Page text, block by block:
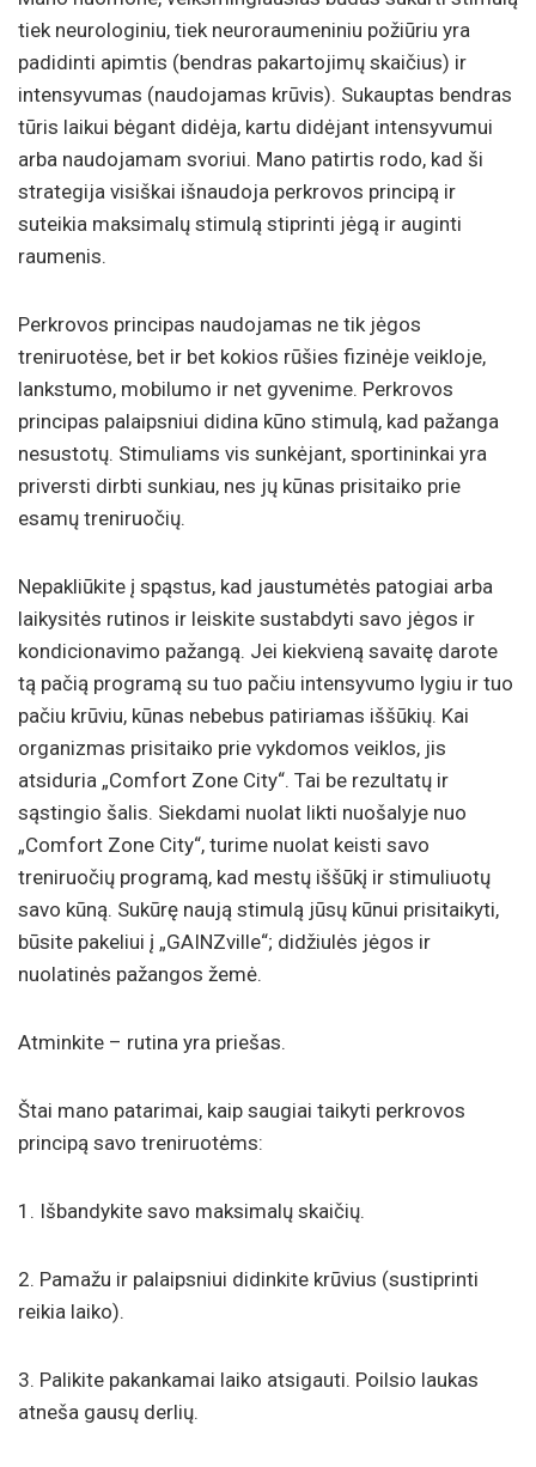
tiek neurologiniu, tiek neuroraumeniniu požiūriu yra
padidinti apimtis (bendras pakartojimų skaičius) ir
intensyvumas (naudojamas krūvis). Sukauptas bendras
tūris laikui bėgant didėja, kartu didėjant intensyvumui
arba naudojamam svoriui. Mano patirtis rodo, kad ši
strategija visiškai išnaudoja perkrovos principą ir
suteikia maksimalų stimulą stiprinti jėgą ir auginti
raumenis.
Perkrovos principas naudojamas ne tik jėgos
treniruotėse, bet ir bet kokios rūšies fizinėje veikloje,
lankstumo, mobilumo ir net gyvenime. Perkrovos
principas palaipsniui didina kūno stimulą, kad pažanga
nesustotų. Stimuliams vis sunkėjant, sportininkai yra
priversti dirbti sunkiau, nes jų kūnas prisitaiko prie
esamų treniruočių.
Nepakliūkite į spąstus, kad jaustumėtės patogiai arba
laikysitės rutinos ir leiskite sustabdyti savo jėgos ir
kondicionavimo pažangą. Jei kiekvieną savaitę darote
tą pačią programą su tuo pačiu intensyvumo lygiu ir tuo
pačiu krūviu, kūnas nebebus patiriamas iššūkių. Kai
organizmas prisitaiko prie vykdomos veiklos, jis
atsiduria „Comfort Zone City“. Tai be rezultatų ir
sąstingio šalis. Siekdami nuolat likti nuošalyje nuo
„Comfort Zone City“, turime nuolat keisti savo
treniruočių programą, kad mestų iššūkį ir stimuliuotų
savo kūną. Sukūrę naują stimulą jūsų kūnui prisitaikyti,
būsite pakeliui į „GAINZville“; didžiulės jėgos ir
nuolatinės pažangos žemė.
Atminkite – rutina yra priešas.
Štai mano patarimai, kaip saugiai taikyti perkrovos
principą savo treniruotėms:
1. Išbandykite savo maksimalų skaičių.
2. Pamažu ir palaipsniui didinkite krūvius (sustiprinti
reikia laiko).
3. Palikite pakankamai laiko atsigauti. Poilsio laukas
atneša gausų derlių.